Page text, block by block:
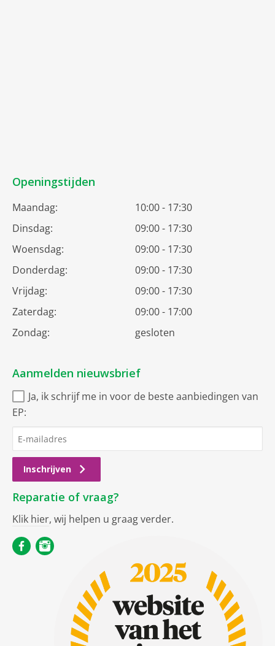
Openingstijden
Maandag:
10:00 - 17:30
Dinsdag:
09:00 - 17:30
Woensdag:
09:00 - 17:30
Donderdag:
09:00 - 17:30
Vrijdag:
09:00 - 17:30
Zaterdag:
09:00 - 17:00
Zondag:
gesloten
Aanmelden nieuwsbrief
Ja, ik schrijf me in voor de beste aanbiedingen van
EP:
Inschrijven
Reparatie of vraag?
Klik hier, wij helpen u graag verder.